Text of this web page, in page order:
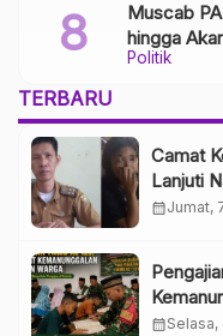
Politik
Muscab
hingga
TERBARU
Camat
Lanjuti
Sekolah
calendar_monthJumat,
calendar_monthSelasa,